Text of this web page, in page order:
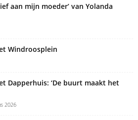
aan mijn moeder’ van Yolanda
Windroosplein
Dapperhuis: ‘De buurt maakt het
2026